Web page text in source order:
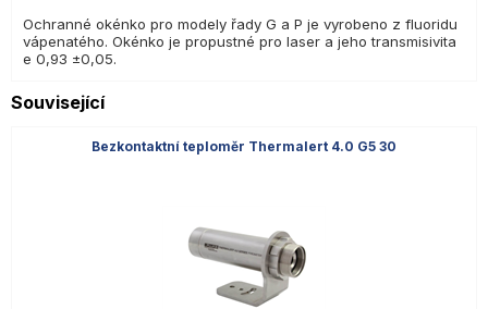
Ochranné okénko pro modely řady G a P je vyrobeno z fluoridu
vápenatého. Okénko je propustné pro laser a jeho transmisivita
e 0,93 ±0,05.
Související
Bezkontaktní teploměr Thermalert 4.0 G5 30